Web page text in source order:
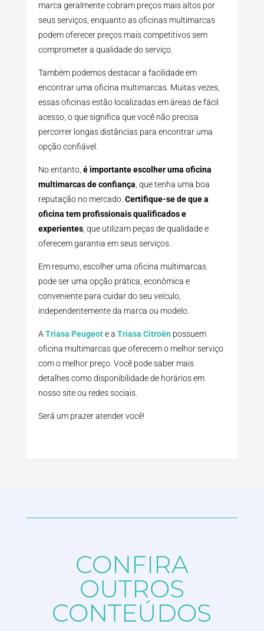
marca geralmente cobram preços mais altos por
seus serviços, enquanto as oficinas multimarcas
podem oferecer preços mais competitivos sem
comprometer a qualidade do serviço.
Também podemos destacar a facilidade em
encontrar uma oficina multimarcas. Muitas vezes,
essas oficinas estão localizadas em áreas de fácil
acesso, o que significa que você não precisa
percorrer longas distâncias para encontrar uma
opção confiável.
No entanto, é importante escolher uma oficina
multimarcas de confiança, que tenha uma boa
reputação no mercado. Certifique-se de que a
oficina tem profissionais qualificados e
experientes, que utilizam peças de qualidade e
oferecem garantia em seus serviços.
Em resumo, escolher uma oficina multimarcas
pode ser uma opção prática, econômica e
conveniente para cuidar do seu veículo,
independentemente da marca ou modelo.
ATriasa Peugeote a Triasa Citroënpossuem
oficina multimarcas que oferecem o melhor serviço
com o melhor preço. Você pode saber mais
detalhes como disponibilidade de horários em
nosso site ou redes sociais.
Será um prazer atender você!
CONFIRA
OUTROS
CONTEÚDOS